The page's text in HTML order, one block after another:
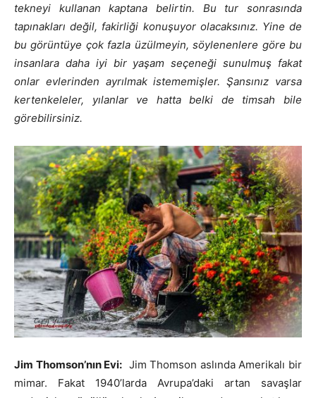
tekneyi kullanan kaptana belirtin. Bu tur sonrasında
tapınakları değil, fakirliği konuşuyor olacaksınız. Yine de
bu görüntüye çok fazla üzülmeyin, söylenenlere göre bu
insanlara daha iyi bir yaşam seçeneği sunulmuş fakat
onlar evlerinden ayrılmak istememişler. Şansınız varsa
kertenkeleler, yılanlar ve hatta belki de timsah bile
görebilirsiniz.
Jim Thomson’nın Evi: Jim Thomson aslında Amerikalı bir
mimar. Fakat 1940’larda Avrupa’daki artan savaşlar